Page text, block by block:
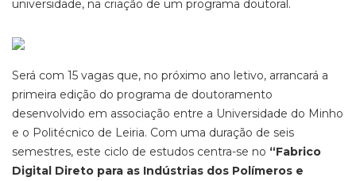
universidade, na criação de um programa doutoral.
Será com 15 vagas que, no próximo ano letivo, arrancará a
primeira edição do programa de doutoramento
desenvolvido em associação entre a Universidade do Minho
e o Politécnico de Leiria. Com uma duração de seis
semestres, este ciclo de estudos centra-se no “Fabrico
Digital Direto para as Indústrias dos Polímeros e